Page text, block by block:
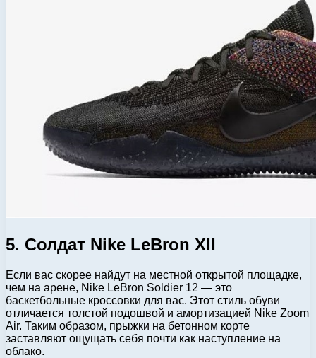
5. Солдат Nike LeBron XII
Если вас скорее найдут на местной открытой площадке,
чем на арене, Nike LeBron Soldier 12 — это
баскетбольные кроссовки для вас. Этот стиль обуви
отличается толстой подошвой и амортизацией Nike Zoom
Air. Таким образом, прыжки на бетонном корте
заставляют ощущать себя почти как наступление на
облако.